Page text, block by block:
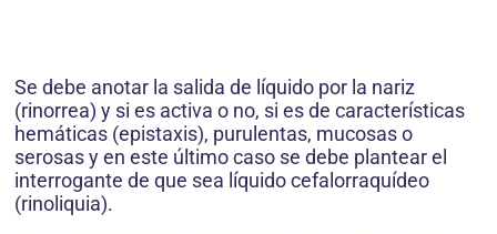
Se debe anotar la salida de líquido por la nariz
(rinorrea) y si es activa o no, si es de características
hemáticas (epistaxis), purulentas, mucosas o
serosas y en este último caso se debe plantear el
interrogante de que sea líquido cefalorraquídeo
(rinoliquia).